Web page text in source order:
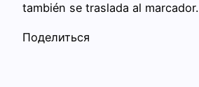
también se traslada al marcador.
Поделиться